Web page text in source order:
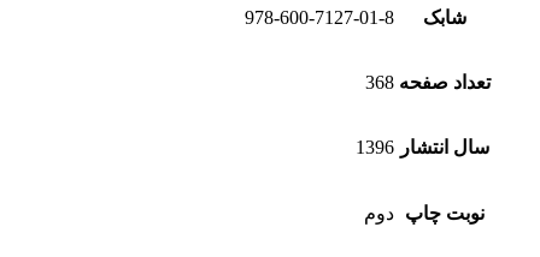
شابک 978-600-7127-01-8
تعداد صفحه 368
سال انتشار 1396
نوبت چاپ دوم